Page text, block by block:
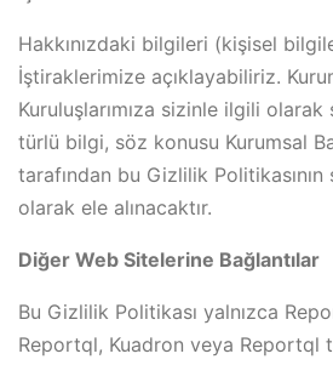
Hakkınızdaki bilgileri (kişisel
İştiraklerimize açıklayabiliriz.
Kuruluşlarımıza sizinle ilgili olarak
türlü bilgi, söz konusu Kurumsal
tarafından bu Gizlilik Politikasının
olarak ele alınacaktır.
Diğer Web Sitelerine Bağlantılar
Bu Gizlilik Politikası yalnızca
Reportql, Kuadron veya Reportql